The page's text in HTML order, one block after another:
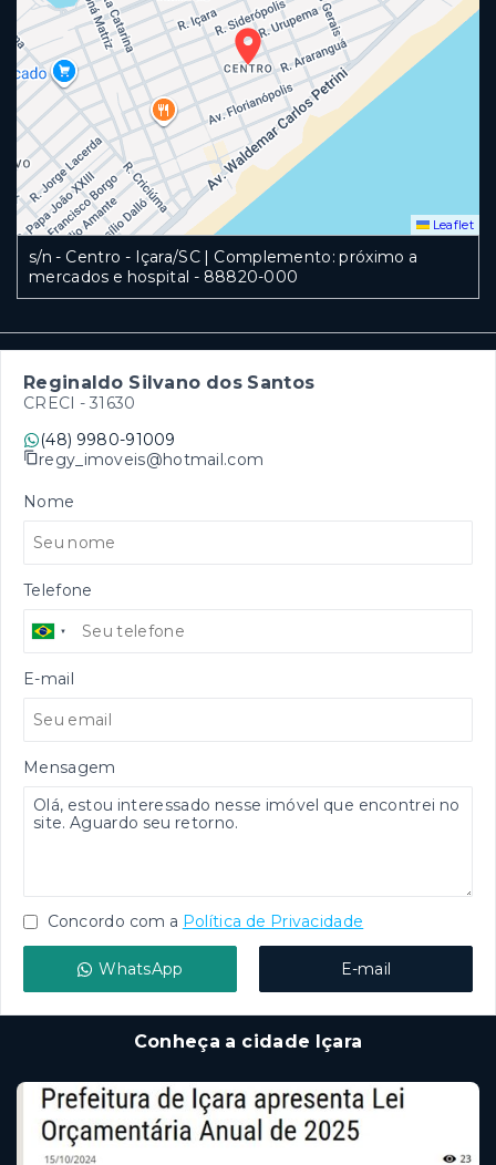
Leaflet
s/n - Centro - Içara/SC | Complemento: próximo a
mercados e hospital - 88820-000
Reginaldo Silvano dos Santos
CRECI - 31630
(48) 9980-91009
regy_imoveis@hotmail.com
Nome
Telefone
E-mail
Mensagem
Concordo com a Política de Privacidade
WhatsApp E-mail
Conheça a cidade Içara